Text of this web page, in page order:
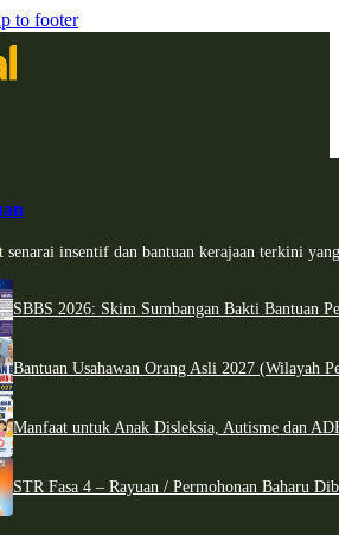
to footer
senarai insentif dan bantuan kerajaan terkini
SBBS 2026: Skim Sumbangan Bakti Bantuan
Bantuan Usahawan Orang Asli 2027 (Wilayah
Manfaat untuk Anak Disleksia, Autisme dan
STR Fasa 4 – Rayuan / Permohonan Baharu